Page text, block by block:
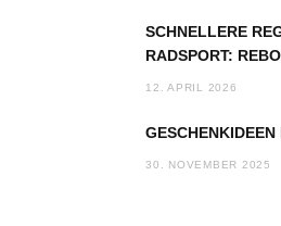
SCHNELLERE
RADSPORT:
12. APRIL 2026
30. NOVEMBER 2025